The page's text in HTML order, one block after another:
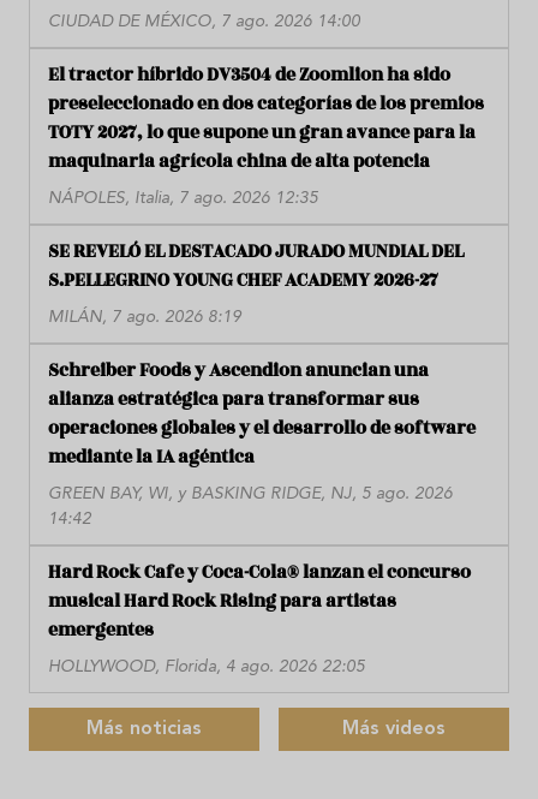
CIUDAD DE MÉXICO, 7 ago. 2026 14:00
El tractor híbrido DV3504 de Zoomlion ha sido
preseleccionado en dos categorías de los premios
TOTY 2027, lo que supone un gran avance para la
maquinaria agrícola china de alta potencia
NÁPOLES, Italia, 7 ago. 2026 12:35
SE REVELÓ EL DESTACADO JURADO MUNDIAL DEL
S.PELLEGRINO YOUNG CHEF ACADEMY 2026-27
MILÁN, 7 ago. 2026 8:19
Schreiber Foods y Ascendion anuncian una
alianza estratégica para transformar sus
operaciones globales y el desarrollo de software
mediante la IA agéntica
GREEN BAY, WI, y BASKING RIDGE, NJ, 5 ago. 2026
14:42
Hard Rock Cafe y Coca-Cola® lanzan el concurso
musical Hard Rock Rising para artistas
emergentes
HOLLYWOOD, Florida, 4 ago. 2026 22:05
Más noticias Más videos